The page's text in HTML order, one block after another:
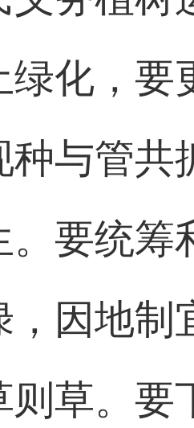
绿化，要
种与管
。要统
，因地制
则草。要